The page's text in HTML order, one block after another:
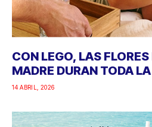
CON LEGO, LAS
MADRE DURAN TODA
14 ABRIL, 2026